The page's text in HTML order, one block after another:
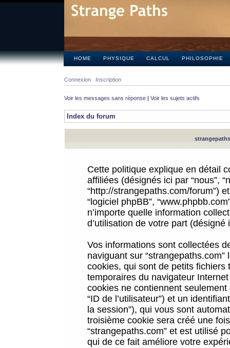
HOME PHYSIQUE CALCUL PHILOSOPHIE
Connexion Inscription
Voir les messages sans réponse | Voir les sujets actifs
Index du forum
Cette politique explique en détail
affiliées (désignés ici par “nous”,
“http://strangepaths.com/forum”)
“logiciel phpBB”,
n’importe quelle information
d’utilisation de votre part (désigné
Vos informations sont collectées
naviguant sur
cookies, qui sont de petits
temporaires du navigateur
cookies ne contiennent
“ID de l’utilisateur”) et un
la session”), qui vous sont
troisième cookie sera créé une
“strangepaths.com” et est utilisé
qui de ce fait améliore votre